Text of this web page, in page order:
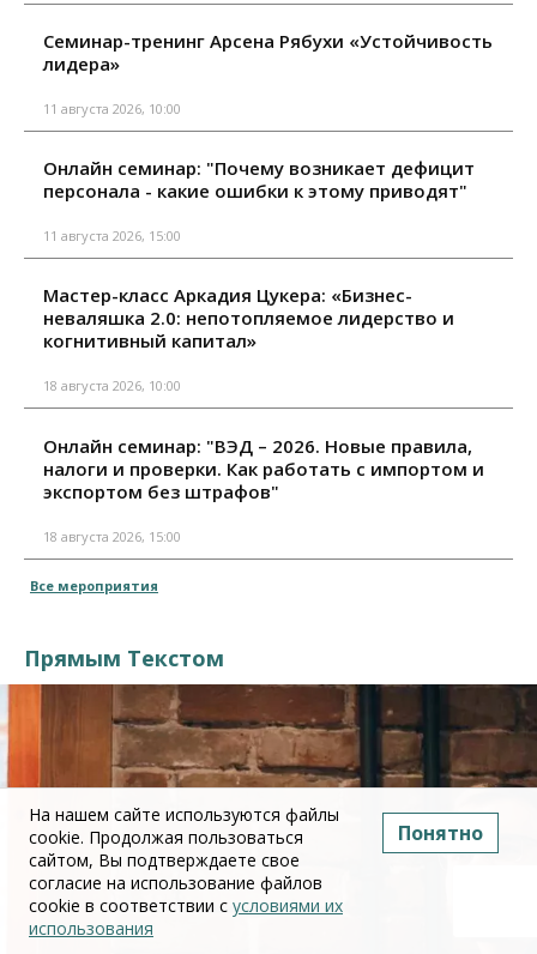
Семинар-тренинг Арсена Рябухи «Устойчивость
лидера»
11 августа 2026, 10:00
Онлайн семинар: "Почему возникает дефицит
персонала - какие ошибки к этому приводят"
11 августа 2026, 15:00
Мастер-класс Аркадия Цукера: «Бизнес-
неваляшка 2.0: непотопляемое лидерство и
когнитивный капитал»
18 августа 2026, 10:00
Онлайн семинар: "ВЭД – 2026. Новые правила,
налоги и проверки. Как работать с импортом и
экспортом без штрафов"
18 августа 2026, 15:00
Все мероприятия
Прямым Текстом
На нашем сайте используются файлы
cookie. Продолжая пользоваться
сайтом, Вы подтверждаете свое
согласие на использование файлов
cookie в соответствии с условиями их
использования
Понятно